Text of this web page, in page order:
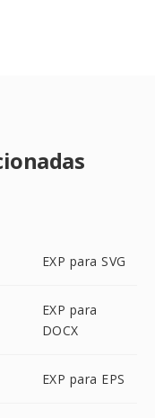
EXP para SVG
EXP para
DOCX
EXP para EPS